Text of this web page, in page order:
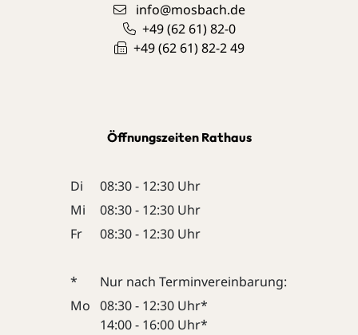
info@mosbach.de
+49 (62 61) 82-0
+49 (62 61) 82-2 49
Öffnungszeiten Rathaus
Di
08:30 - 12:30 Uhr
Mi
08:30 - 12:30 Uhr
Fr
08:30 - 12:30 Uhr
*
Nur nach Terminvereinbarung:
Mo 08:30 - 12:30 Uhr*
14:00 - 16:00 Uhr*